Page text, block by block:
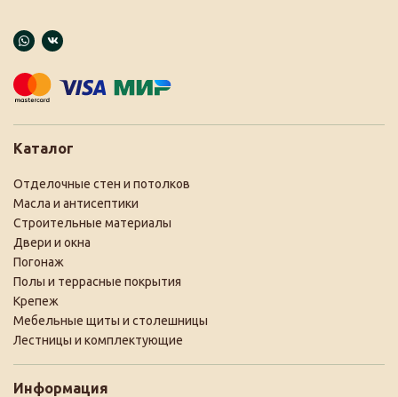
Каталог
Отделочные стен и потолков
Масла и антисептики
Строительные материалы
Двери и окна
Погонаж
Полы и террасные покрытия
Крепеж
Мебельные щиты и столешницы
Лестницы и комплектующие
Информация